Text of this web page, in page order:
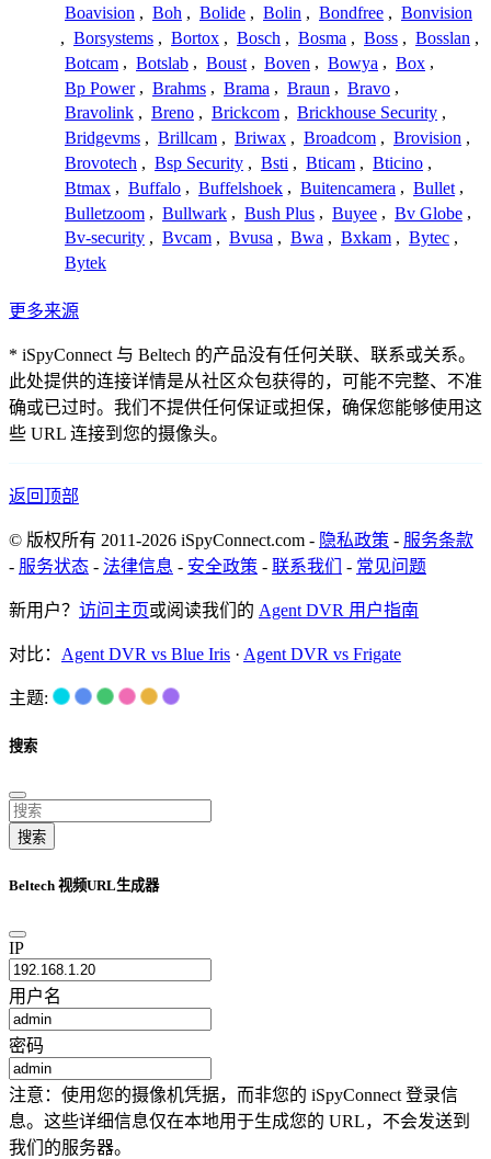
Boavision , Boh , Bolide , Bolin , Bondfree , Bonvision
, Borsystems , Bortox , Bosch , Bosma , Boss , Bosslan ,
Botcam , Botslab , Boust , Boven , Bowya , Box ,
Bp Power , Brahms , Brama , Braun , Bravo ,
Bravolink , Breno , Brickcom , Brickhouse Security ,
Bridgevms , Brillcam , Briwax , Broadcom , Brovision ,
Brovotech , Bsp Security , Bsti , Bticam , Bticino ,
Btmax , Buffalo , Buffelshoek , Buitencamera , Bullet ,
Bulletzoom , Bullwark , Bush Plus , Buyee , Bv Globe ,
Bv-security , Bvcam , Bvusa , Bwa , Bxkam , Bytec ,
Bytek
更多来源
* iSpyConnect 与 Beltech 的产品没有任何关联、联系或关系。
此处提供的连接详情是从社区众包获得的，可能不完整、不准
确或已过时。我们不提供任何保证或担保，确保您能够使用这
些 URL 连接到您的摄像头。
返回顶部
© 版权所有 2011-2026 iSpyConnect.com - 隐私政策 - 服务条款
- 服务状态 - 法律信息 - 安全政策 - 联系我们 - 常见问题
新用户？ 访问主页或阅读我们的 Agent DVR 用户指南
对比： Agent DVR vs Blue Iris · Agent DVR vs Frigate
主题:
搜索
搜索
Beltech 视频URL生成器
IP
用户名
密码
注意：使用您的摄像机凭据，而非您的 iSpyConnect 登录信
息。这些详细信息仅在本地用于生成您的 URL，不会发送到
我们的服务器。